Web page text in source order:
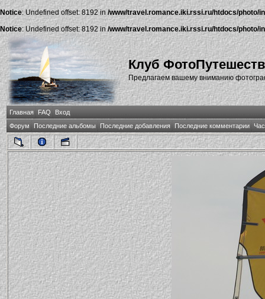
Notice: Undefined offset: 8192 in /www/travel.romance.iki.rssi.ru/htdocs/photo/
Notice: Undefined offset: 8192 in/www/travel.romance.iki.rssi.ru/htdocs/photo/
Клуб
Предлагаем вашему вниманию
Главная FAQ
Вход
Форум
Последние альбомы Последние добавления Последние комментарии